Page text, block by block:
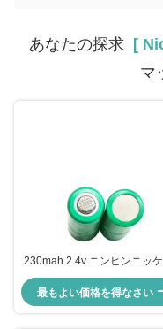
あなたの探求[
マ
230mah 2.4v ニンヒンニッ
電電池 高サイクル電池パ
最もよい価格を得なさい